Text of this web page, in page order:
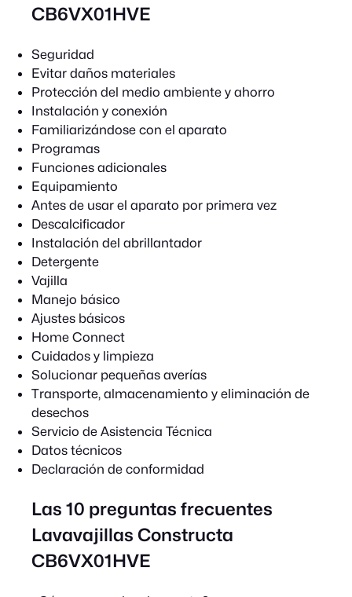
CB6VX01HVE
Seguridad
Evitar daños materiales
Protección del medio ambiente y ahorro
Instalación y conexión
Familiarizándose con el aparato
Programas
Funciones adicionales
Equipamiento
Antes de usar el aparato por primera vez
Descalcificador
Instalación del abrillantador
Detergente
Vajilla
Manejo básico
Ajustes básicos
Home Connect
Cuidados y limpieza
Solucionar pequeñas averías
Transporte, almacenamiento y eliminación de
desechos
Servicio de Asistencia Técnica
Datos técnicos
Declaración de conformidad
Las 10 preguntas frecuentes
Lavavajillas Constructa
CB6VX01HVE